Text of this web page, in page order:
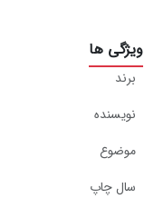
ویژگی ها
برند
نویسنده
موضوع
سال چاپ